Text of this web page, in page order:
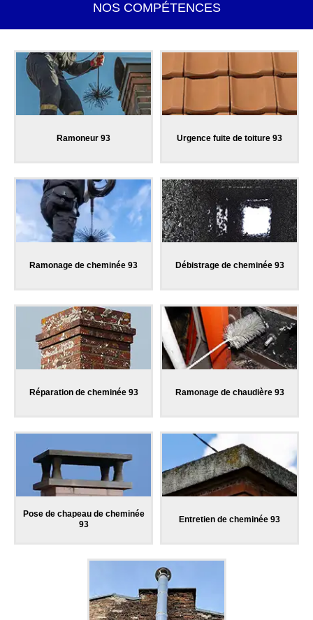
NOS COMPÉTENCES
Ramoneur 93 Urgence fuite de toiture 93
Ramonage de cheminée 93 Débistrage de cheminée 93
Réparation de cheminée 93 Ramonage de chaudière 93
Pose de chapeau de cheminée
93
Entretien de cheminée 93